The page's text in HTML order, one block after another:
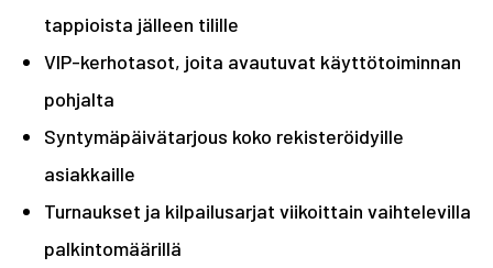
tappioista jälleen tilille
VIP-kerhotasot, joita avautuvat käyttötoiminnan
pohjalta
Syntymäpäivätarjous koko rekisteröidyille
asiakkaille
Turnaukset ja kilpailusarjat viikoittain vaihtelevilla
palkintomäärillä